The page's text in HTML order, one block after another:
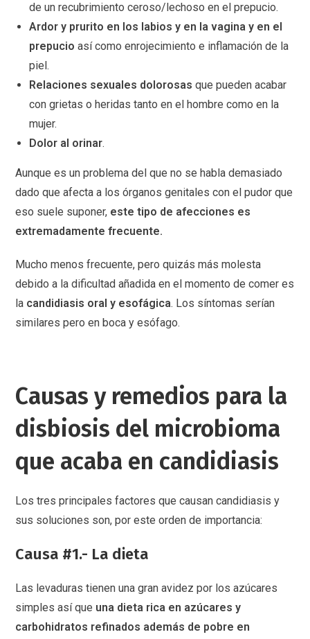
de un recubrimiento ceroso/lechoso en el prepucio.
Ardor y prurito en los labios y en la vagina y en el
prepucio así como enrojecimiento e inflamación de la
piel.
Relaciones sexuales dolorosas que pueden acabar
con grietas o heridas tanto en el hombre como en la
mujer.
Dolor al orinar.
Aunque es un problema del que no se habla demasiado
dado que afecta a los órganos genitales con el pudor que
eso suele suponer, este tipo de afecciones es
extremadamente frecuente.
Mucho menos frecuente, pero quizás más molesta
debido a la dificultad añadida en el momento de comer es
la candidiasis oral y esofágica. Los síntomas serían
similares pero en boca y esófago.
Causas y remedios para la
disbiosis del microbioma
que acaba en candidiasis
Los tres principales factores que causan candidiasis y
sus soluciones son, por este orden de importancia:
Causa #1.- La dieta
Las levaduras tienen una gran avidez por los azúcares
simples así que una dieta rica en azúcares y
carbohidratos refinados además de pobre en